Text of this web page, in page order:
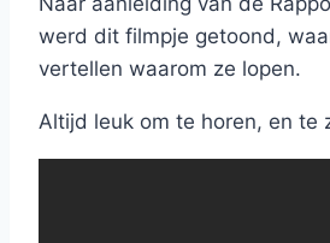
werd dit filmpje getoond,
vertellen waarom ze lopen.
Altijd leuk om te horen, en te